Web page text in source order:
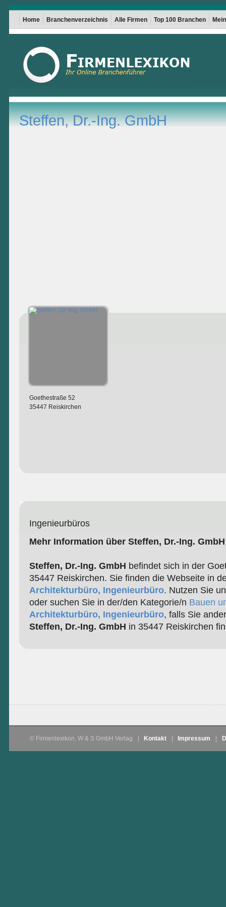
Home Branchenverzeichnis Alle Firmen Top 100 Branchen
Steffen, Dr.-Ing. GmbH
Goethestraße 52
35447 Reiskirchen
Ingenieurbüros
Mehr Information über Steffen, Dr.-Ing. GmbH
Steffen, Dr.-Ing. GmbH befindet sich in der
35447 Reiskirchen. Sie finden die Webseite in
Architekturbüro, Ingenieurbüro. Nutzen Sie
oder suchen Sie in der/den Kategorie/n Bauen
Architekturbüro, Ingenieurbüro, falls Sie
Steffen, Dr.-Ing. GmbH in 35447 Reiskirchen
© Firmenlexikon, W & S GmbH Verlag Kontakt Impressum